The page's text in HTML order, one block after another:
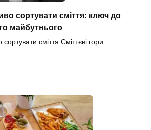
сортувати сміття: ключ до
майбутнього
сміття Сміттєві гори